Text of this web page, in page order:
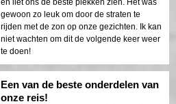
gewoon zo leuk om door de straten te
rijden met de zon op onze gezichten. Ik kan
niet wachten om dit de volgende keer weer
te doen!
Een van de beste onderdelen van
onze reis!